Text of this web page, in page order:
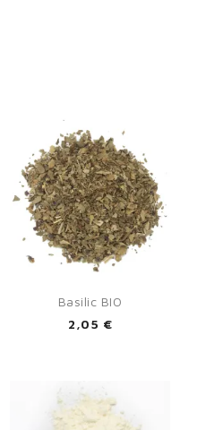
Basilic BIO
2,05 €